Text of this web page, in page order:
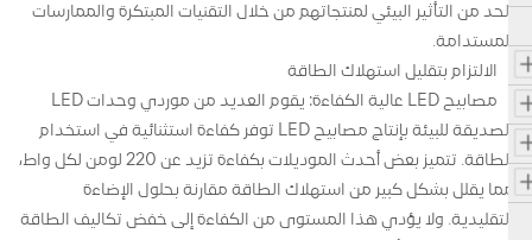
الحد من التأثير البيئي لمنتجاتهم من خلال التقنيات المبتكرة والممارسات
المستدامة.
الالتزام بتقليل استهلاك الطاقة
مصابيح LED عالية الكفاءة: يقوم العديد من موردي وحدات LED
الصديقة للبيئة بإنتاج مصابيح LED توفر كفاءة استثنائية في استخدام
الطاقة. تتميز بعض أحدث الموديلات بكفاءة تزيد عن 220 لومن لكل واط،
مما يقلل بشكل كبير من استهلاك الطاقة مقارنة بحلول الإضاءة
التقليدية. ولا يؤدي هذا المستوى من الكفاءة إلى خفض تكاليف الطاقة